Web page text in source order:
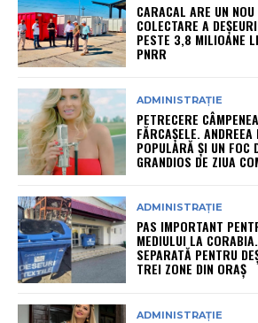
CARACAL ARE UN NOU
COLECTARE A
PESTE 3,8 MILIOANE
PNRR
ADMINISTRAȚIE
PETRECERE
FĂRCAȘELE.
POPULARĂ ȘI UN FOC
GRANDIOS DE ZIUA
ADMINISTRAȚIE
PAS IMPORTANT
MEDIULUI LA
SEPARATĂ PENTRU
TREI ZONE DIN ORAȘ
ADMINISTRAȚIE